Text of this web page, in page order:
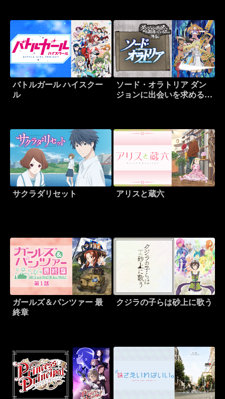
バトルガール ハイスクー
ル
ソード・オラトリア ダン
ジョンに出会いを求めるの
サクラダリセット アリスと蔵六
ガールズ＆パンツァー 最
終章
クジラの子らは砂上に歌う